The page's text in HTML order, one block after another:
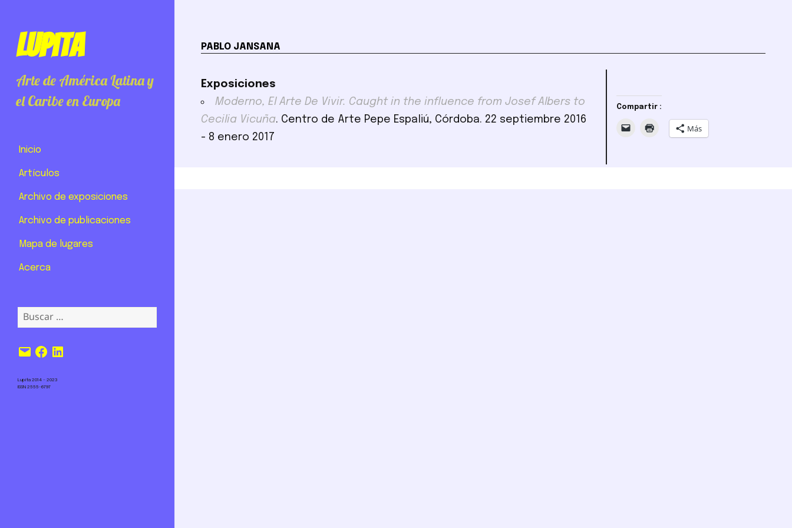
Lupita
Arte de América Latina y
el Caribe en Europa
Inicio
Artículos
Archivo de exposiciones
Archivo de publicaciones
Mapa de lugares
Acerca
Buscar:
Correo
electrónico
Facebook
LinkedIn
Lupita 2014 – 2023
ISSN 2555-6797
PABLO JANSANA
Exposiciones
Moderno, El Arte De Vivir. Caught in the influence from Josef Albers to
Cecilia Vicuña. Centro de Arte Pepe Espaliú, Córdoba. 22 septiembre 2016
- 8 enero 2017
Compartir :
Más